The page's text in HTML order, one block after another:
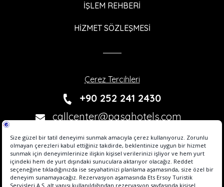
İŞLEM REHBERİ
HİZMET SÖZLEŞMESİ
Çerez Tercihleri
+90 252 241 2430
callcenter@pasahotels.com